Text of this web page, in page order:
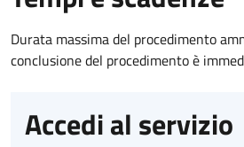
Durata massima del procedimento
conclusione del procedimento è
Accedi al servizio